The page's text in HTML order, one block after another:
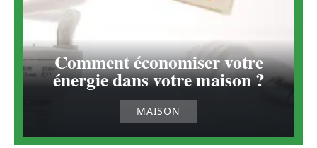
Comment économiser votre
énergie dans votre maison ?
MAISON